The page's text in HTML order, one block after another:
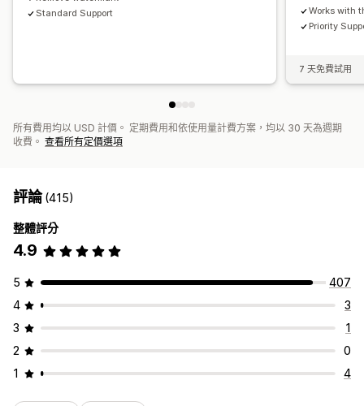
Standard Support
Works with
Priority
7 天免費試用
所有費用均以 USD 計價。 定期費用和依使用量計費方案，均以 30 天為週期
收費。 查看所有定價選項
評論(415)
整體評分
4.9
5
407
4
3
3
1
2
0
1
4